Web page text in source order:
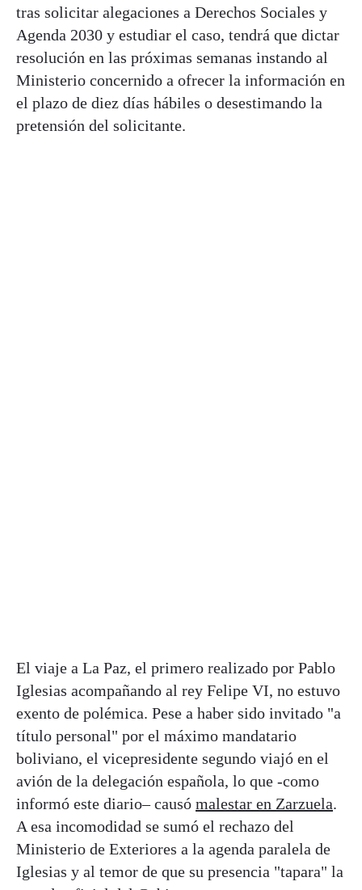
tras solicitar alegaciones a Derechos Sociales y
Agenda 2030 y estudiar el caso, tendrá que dictar
resolución en las próximas semanas instando al
Ministerio concernido a ofrecer la información en
el plazo de diez días hábiles o desestimando la
pretensión del solicitante.
El viaje a La Paz, el primero realizado por Pablo
Iglesias acompañando al rey Felipe VI, no estuvo
exento de polémica. Pese a haber sido invitado "a
título personal" por el máximo mandatario
boliviano, el vicepresidente segundo viajó en el
avión de la delegación española, lo que -como
informó este diario– causó malestar en Zarzuela.
A esa incomodidad se sumó el rechazo del
Ministerio de Exteriores a la agenda paralela de
Iglesias y al temor de que su presencia "tapara" la